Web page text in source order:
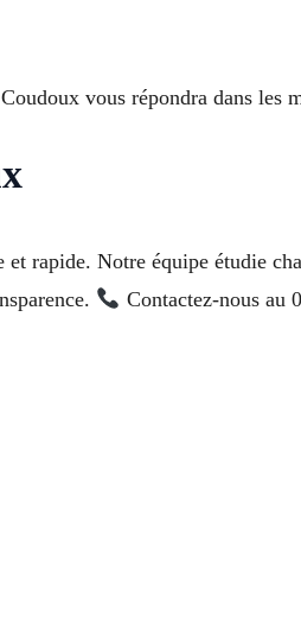
vous répondra dans les
rapide. Notre équipe étudie
Contactez-nous au